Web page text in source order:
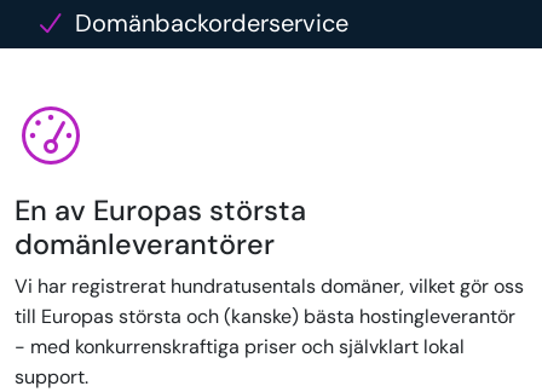
Domänbackorderservice
En av Europas största
domänleverantörer
Vi har registrerat hundratusentals domäner, vilket gör oss
till Europas största och (kanske) bästa hostingleverantör
- med konkurrenskraftiga priser och självklart lokal
support.